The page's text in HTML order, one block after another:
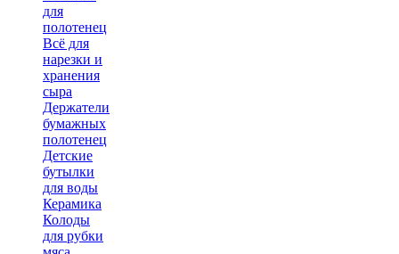
для
полотенец
Всё для
нарезки и
хранения
сыра
Держатели
бумажных
полотенец
Детские
бутылки
для воды
Керамика
Колоды
для рубки